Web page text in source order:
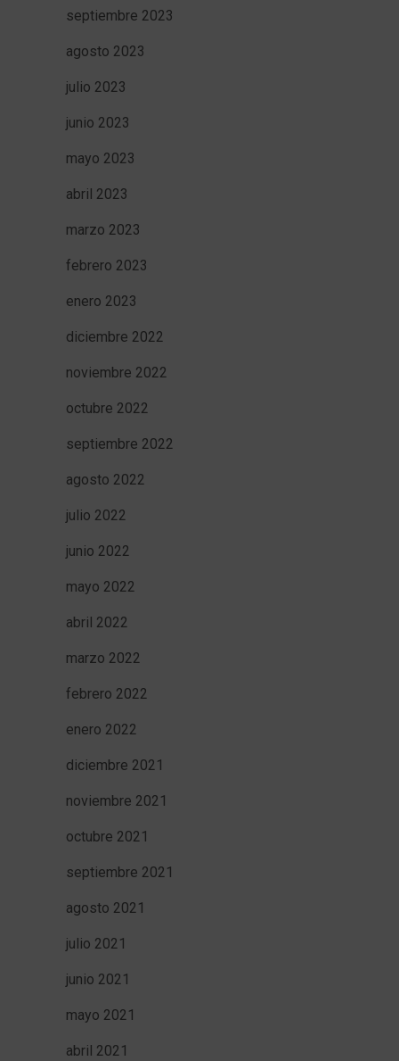
septiembre 2023
agosto 2023
julio 2023
junio 2023
mayo 2023
abril 2023
marzo 2023
febrero 2023
enero 2023
diciembre 2022
noviembre 2022
octubre 2022
septiembre 2022
agosto 2022
julio 2022
junio 2022
mayo 2022
abril 2022
marzo 2022
febrero 2022
enero 2022
diciembre 2021
noviembre 2021
octubre 2021
septiembre 2021
agosto 2021
julio 2021
junio 2021
mayo 2021
abril 2021